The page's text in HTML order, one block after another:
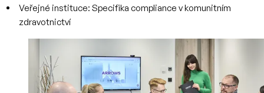
Veřejné instituce: Specifika compliance v komunitním
zdravotnictví